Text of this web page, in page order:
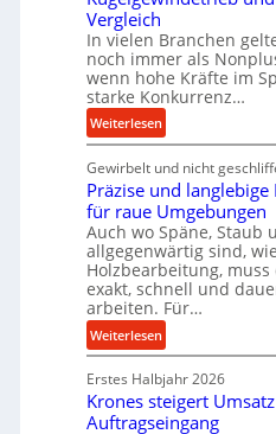
o
r
m
a
n
c
i
m
D
r
ü
c
k
p
r
o
Vergleich
In vielen Branchen
noch immer als
wenn hohe Kräfte im
starke Konkurrenz…
Weiterlesen:
K
u
g
e
l
g
e
w
i
n
d
e
Gewirbelt und nicht
Präzise und
für raue Umgebungen
Auch wo Späne, Staub
allgegenwärtig sind,
Holzbearbeitung,
exakt, schnell und
arbeiten. Für…
Weiterlesen:
P
r
ä
z
Erstes Halbjahr 2026
Krones steigert
Auftragseingang